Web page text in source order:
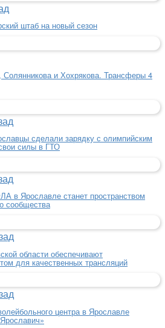
штаб на новый сезон
Солянникова и Хохрякова. Трансферы 4
сделали зарядку с олимпийским
силы в ГТО
в Ярославле станет пространством
сообщества
области обеспечивают
для качественных трансляций
центра в Ярославле